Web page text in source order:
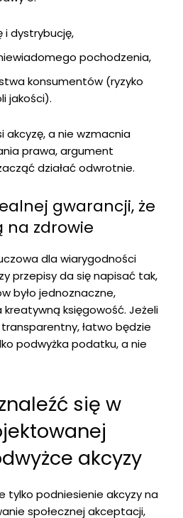
i dystrybucję,
pochodzenia,
konsumentów (ryzyko
jakości).
a nie wzmacnia
prawa, argument
działać odwrotnie.
gwarancji, że
na zdrowie
dla wiarygodności
przepisy da się napisać tak,
było jednoznaczne,
księgowość. Jeżeli
łatwo będzie
podwyżka podatku, a nie
się w
akcyzy
tylko podniesienie akcyzy na
społecznej akceptacji,